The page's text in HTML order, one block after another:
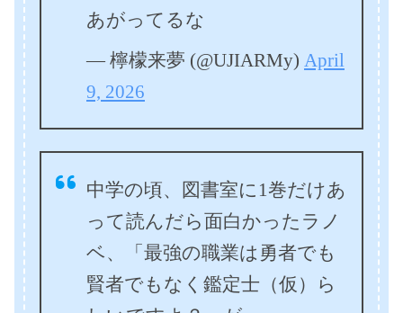
あがってるな
— 檸檬来夢 (@UJIARMy) April
9, 2026
中学の頃、図書室に1巻だけあ
って読んだら面白かったラノ
ベ、「最強の職業は勇者でも
賢者でもなく鑑定士（仮）ら